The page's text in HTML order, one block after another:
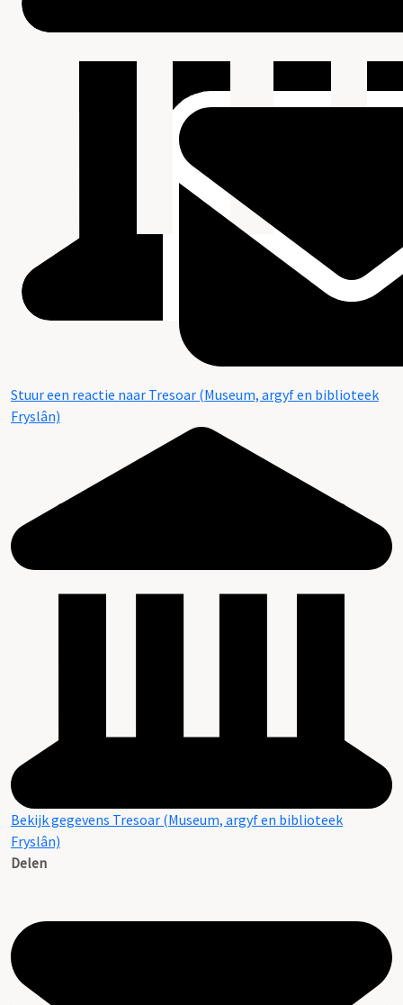
Stuur een reactie naar Tresoar (Museum, argyf en biblioteek
Fryslân)
Bekijk gegevens Tresoar (Museum, argyf en biblioteek
Fryslân)
Delen